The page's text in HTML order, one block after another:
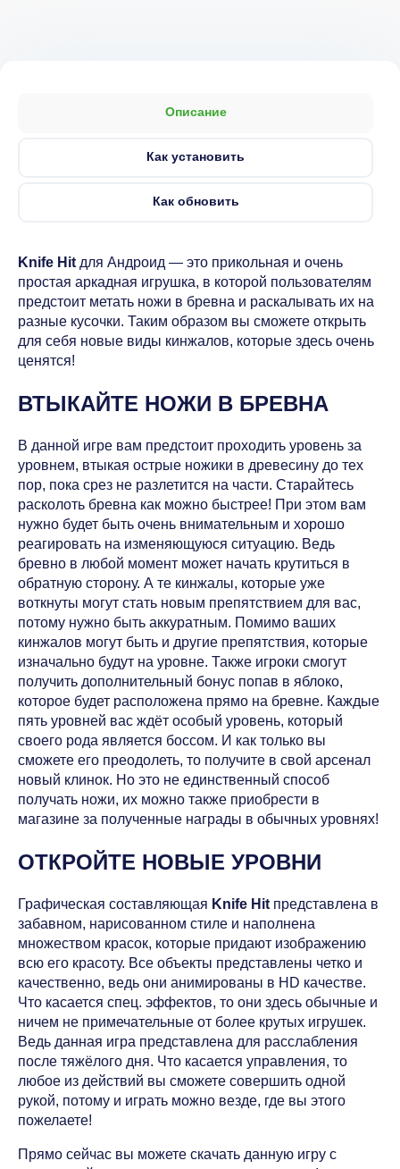
Описание
Как установить
Как обновить
Knife Hit для Андроид — это прикольная и очень
простая аркадная игрушка, в которой пользователям
предстоит метать ножи в бревна и раскалывать их на
разные кусочки. Таким образом вы сможете открыть
для себя новые виды кинжалов, которые здесь очень
ценятся!
ВТЫКАЙТЕ НОЖИ В БРЕВНА
В данной игре вам предстоит проходить уровень за
уровнем, втыкая острые ножики в древесину до тех
пор, пока срез не разлетится на части. Старайтесь
расколоть бревна как можно быстрее! При этом вам
нужно будет быть очень внимательным и хорошо
реагировать на изменяющуюся ситуацию. Ведь
бревно в любой момент может начать крутиться в
обратную сторону. А те кинжалы, которые уже
воткнуты могут стать новым препятствием для вас,
потому нужно быть аккуратным. Помимо ваших
кинжалов могут быть и другие препятствия, которые
изначально будут на уровне. Также игроки смогут
получить дополнительный бонус попав в яблоко,
которое будет расположена прямо на бревне. Каждые
пять уровней вас ждёт особый уровень, который
своего рода является боссом. И как только вы
сможете его преодолеть, то получите в свой арсенал
новый клинок. Но это не единственный способ
получать ножи, их можно также приобрести в
магазине за полученные награды в обычных уровнях!
ОТКРОЙТЕ НОВЫЕ УРОВНИ
Графическая составляющая Knife Hit представлена в
забавном, нарисованном стиле и наполнена
множеством красок, которые придают изображению
всю его красоту. Все объекты представлены четко и
качественно, ведь они анимированы в HD качестве.
Что касается спец. эффектов, то они здесь обычные и
ничем не примечательные от более крутых игрушек.
Ведь данная игра представлена для расслабления
после тяжёлого дня. Что касается управления, то
любое из действий вы сможете совершить одной
рукой, потому и играть можно везде, где вы этого
пожелаете!
Прямо сейчас вы можете скачать данную игру с